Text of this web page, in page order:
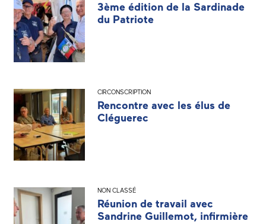
3ème édition de la Sardinade
du Patriote
CIRCONSCRIPTION
Rencontre avec les élus de
Cléguerec
NON CLASSÉ
Réunion de travail avec
Sandrine Guillemot, infirmière